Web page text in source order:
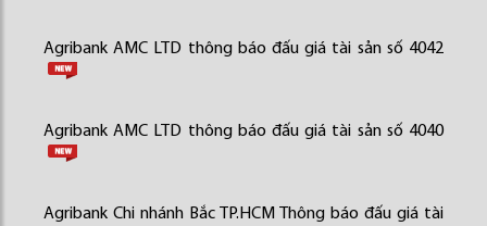
Agribank AMC LTD thông báo đấu giá tài sản số 4042
Agribank AMC LTD thông báo đấu giá tài sản số 4040
Agribank Chi nhánh Bắc TP.HCM Thông báo đấu giá tài